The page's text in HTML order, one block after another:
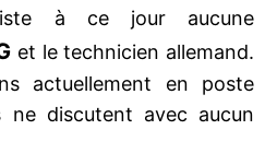
à ce jour aucune
et le technicien allemand.
actuellement en poste
ne discutent avec aucun